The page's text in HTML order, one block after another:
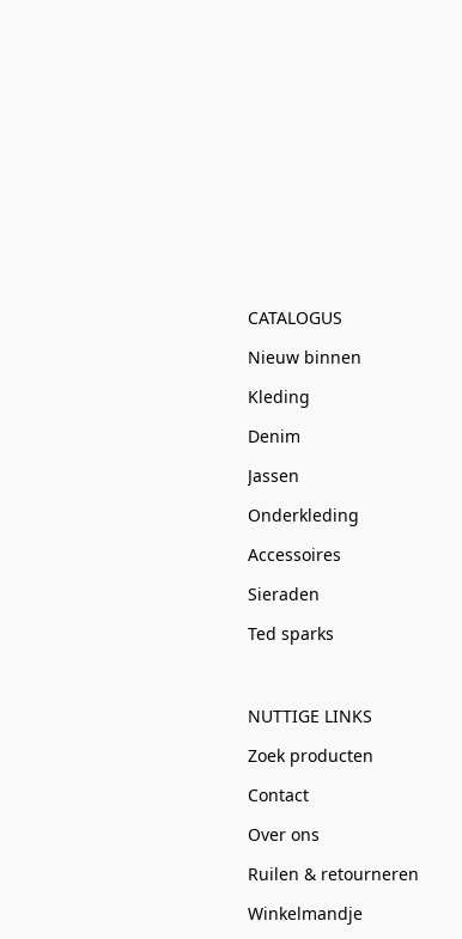
CATALOGUS
Nieuw binnen
Kleding
Denim
Jassen
Onderkleding
Accessoires
Sieraden
Ted sparks
NUTTIGE LINKS
Zoek producten
Contact
Over ons
Ruilen & retourneren
Winkelmandje